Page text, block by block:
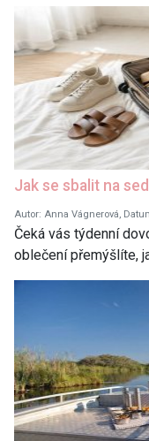
Jak se sbalit na
Autor: Anna Vágnerová,
Čeká vás týdenní
oblečení přemýšlíte,